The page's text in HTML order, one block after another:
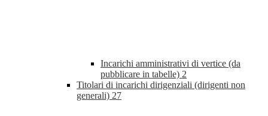
Incarichi amministrativi di vertice (da
pubblicare in tabelle) 2
Titolari di incarichi dirigenziali (dirigenti non
generali) 27